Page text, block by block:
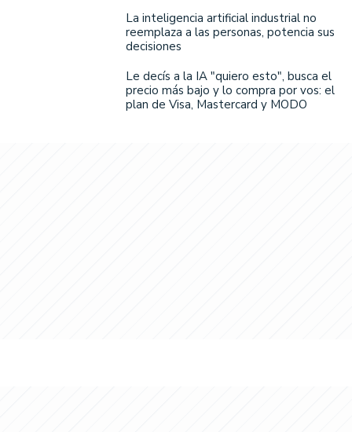
La inteligencia artificial industrial no
reemplaza a las personas, potencia sus
decisiones
Le decís a la IA "quiero esto", busca el
precio más bajo y lo compra por vos: el
plan de Visa, Mastercard y MODO